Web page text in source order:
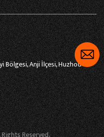
Bölgesi, Anji İlçesi, Huzhou